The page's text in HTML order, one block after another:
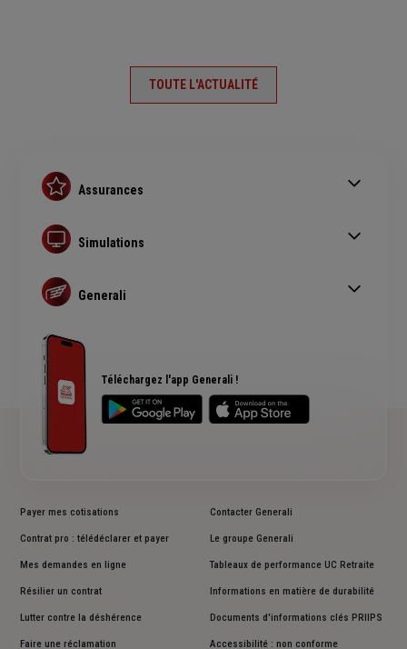
TOUTE L'ACTUALITÉ
Téléchargez l'app Generali !
Assurances
Assurance habitation
Assurance prêt immobilier
Complémentaire santé senior
Simulations
Devis assurance habitation
Simulation assurance de prêt immobilier
Generali
Rendements fonds euros Generali
Accessibilité sourds et malentendants
Avis clients Generali
Payer mes cotisations
Contrat pro : télédéclarer et payer
Mes demandes en ligne
Résilier un contrat
Lutter contre la déshérence
Faire une réclamation
Contacter Generali
Le groupe Generali
Tableaux de performance UC Retraite
Informations en matière de durabilité
Documents d'informations clés PRIIPS
Accessibilité : non conforme